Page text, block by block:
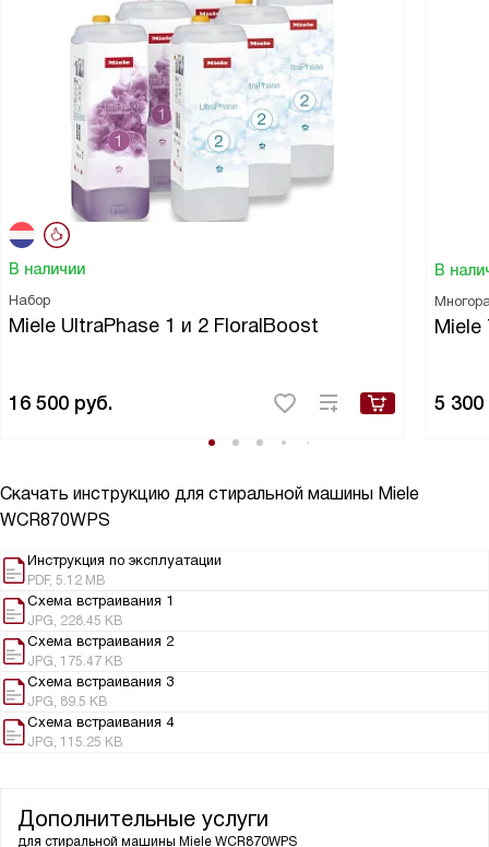
В наличии
Набор
Miele UltraPhase 1 и 2 FloralBoost
16 500 руб.
В
Miele
5 300
Скачать инструкцию для стиральной машины Miele
WCR870WPS
Инструкция по эксплуатации
PDF, 5.12 MB
Схема встраивания 1
JPG, 228.45 KB
Схема встраивания 2
JPG, 175.47 KB
Схема встраивания 3
JPG, 89.5 KB
Схема встраивания 4
JPG, 115.25 KB
Дополнительные услуги
для стиральной машины Miele WCR870WPS